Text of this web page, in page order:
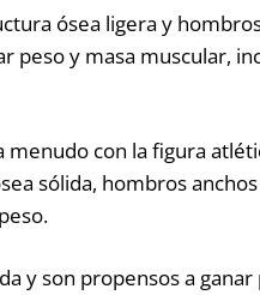
ósea ligera y
peso y masa muscular,
con la figura
sólida, hombros
y son propensos a ganar